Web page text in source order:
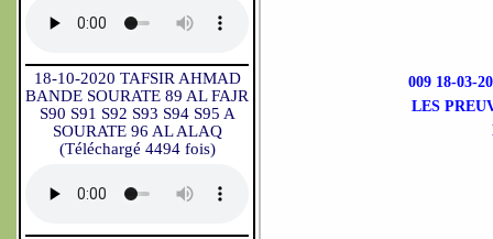
18-10-2020 TAFSIR AHMAD
BANDE SOURATE 89 AL FAJR
S90 S91 S92 S93 S94 S95 A
SOURATE 96 AL ALAQ
(Téléchargé 4494 fois)
009 18-03-
LES